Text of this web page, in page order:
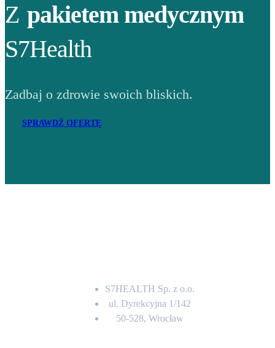
Z pakietem medycznym
S7Health
Zadbaj o zdrowie swoich bliskich.
SPRAWDŹ OFERTĘ
S7HEALTH Sp. z o.o.
ul. Dyrekcyjna 1/142
50-528, Wrocław